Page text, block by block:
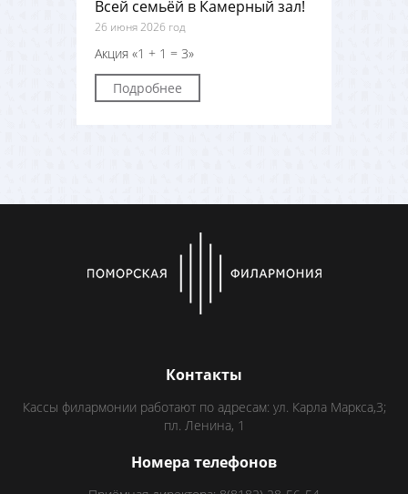
Всей семьёй в Камерный зал!
26 июня 2026 год
Акция «1 + 1 = 3»
Подробнее
Контакты
Кассы филармонии работают по адресам: ул. Карла Маркса,3;
пл. Ленина, 1
Номера телефонов